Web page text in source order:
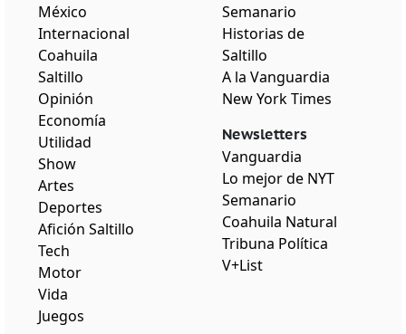
México
Internacional
Coahuila
Saltillo
Opinión
Economía
Utilidad
Show
Artes
Deportes
Afición Saltillo
Tech
Motor
Vida
Juegos
Semanario
Historias de
Saltillo
A la Vanguardia
New York Times
Newsletters
Vanguardia
Lo mejor de NYT
Semanario
Coahuila Natural
Tribuna Política
V+List